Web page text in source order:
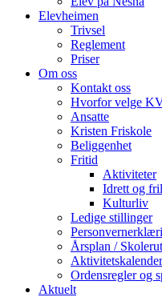
Elevheimen
Trivsel
Reglement
Priser
Om oss
Kontakt oss
Hvorfor velge
Ansatte
Kristen Friskole
Beliggenhet
Fritid
Aktiviteter
Idrett og
Kulturliv
Ledige stillinger
Årsplan /
Aktivitetskalender
Ordensregler og
Aktuelt